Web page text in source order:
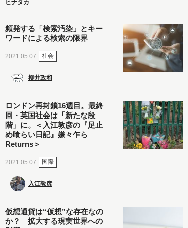
ヒナタカ
頻発する「検索汚染」とキー
ワードによる検索の限界
2021.05.07 社会
柳井政和
ロンドン再封鎖16週目。最終
回・英国社会は「新たな段
階」に。＜入江敦彦の『足止
め喰らい日記』嫌々乍ら
Returns＞
2021.05.07 国際
入江敦彦
仮想通貨は“仮想”な存在なの
か？ 拡大する現実世界への